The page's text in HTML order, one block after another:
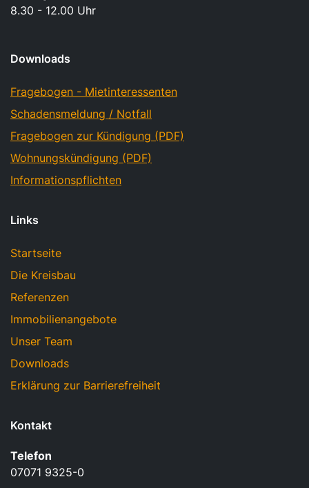
8.30 - 12.00 Uhr
Downloads
Fragebogen - Mietinteressenten
Schadensmeldung / Notfall
Fragebogen zur Kündigung (PDF)
Wohnungskündigung (PDF)
Informationspflichten
Links
Startseite
Die Kreisbau
Referenzen
Immobilienangebote
Unser Team
Downloads
Erklärung zur Barrierefreiheit
Kontakt
Telefon
07071 9325-0